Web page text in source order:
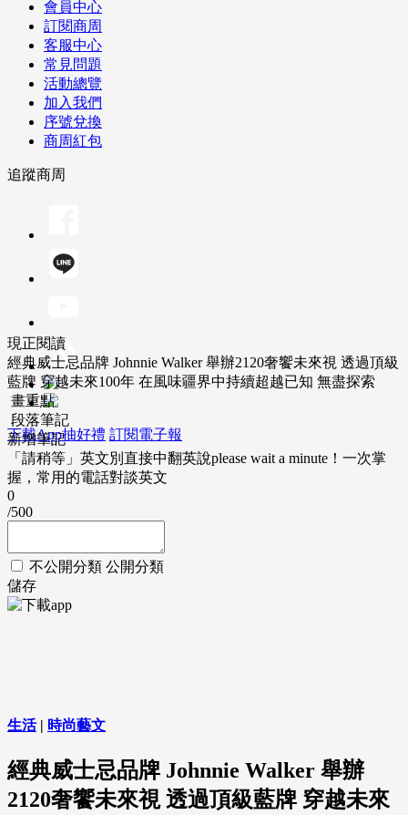
會員中心
訂閱商周
客服中心
常見問題
活動總覽
加入我們
序號兌換
商周紅包
追蹤商周
下載App抽好禮 訂閱電子報
現正閱讀
經典威士忌品牌 Johnnie Walker 舉辦2120奢饗未來視 透過頂級
藍牌 穿越未來100年 在風味疆界中持續超越已知 無盡探索
畫重點
段落筆記
新增筆記
「請稍等」英文別直接中翻英說please wait a minute！一次掌
握，常用的電話對談英文
0
/500
不公開分類 公開分類
儲存
生活| 時尚藝文
經典威士忌品牌 Johnnie Walker 舉辦
2120奢饗未來視 透過頂級藍牌 穿越未來